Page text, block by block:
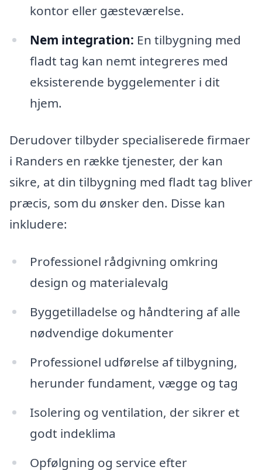
kontor eller gæsteværelse.
Nem integration: En tilbygning med
fladt tag kan nemt integreres med
eksisterende byggelementer i dit
hjem.
Derudover tilbyder specialiserede firmaer
i Randers en række tjenester, der kan
sikre, at din tilbygning med fladt tag bliver
præcis, som du ønsker den. Disse kan
inkludere:
Professionel rådgivning omkring
design og materialevalg
Byggetilladelse og håndtering af alle
nødvendige dokumenter
Professionel udførelse af tilbygning,
herunder fundament, vægge og tag
Isolering og ventilation, der sikrer et
godt indeklima
Opfølgning og service efter